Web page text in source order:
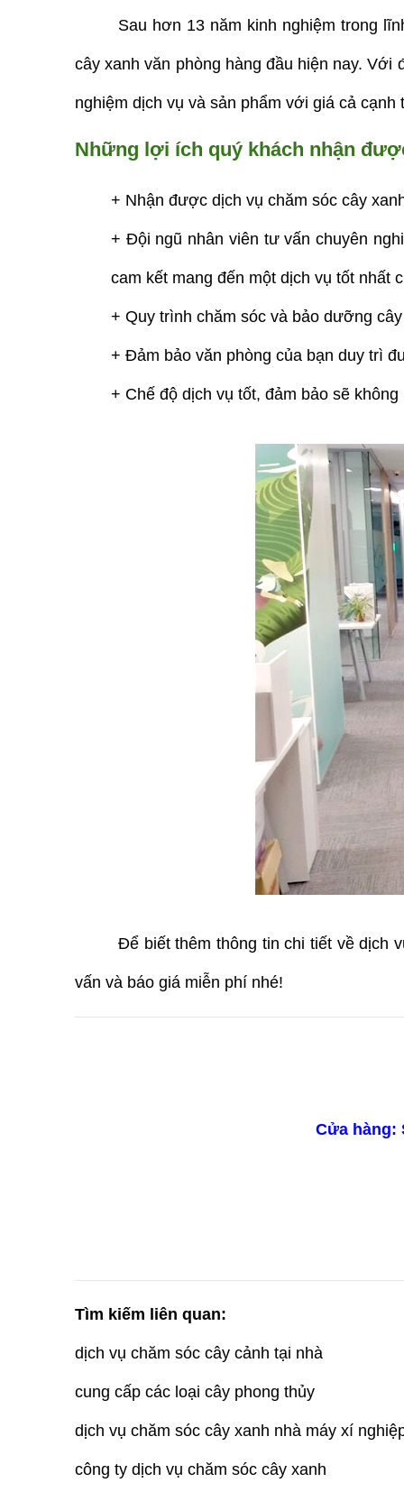
Sau hơn 13 năm kinh nghiệm trong
cây xanh văn phòng hàng đầu hiện nay. Với
nghiệm dịch vụ và sản phẩm với giá cả
Những lợi ích quý khách nhận
+ Nhận được dịch vụ chăm sóc cây
+ Đội ngũ nhân viên tư vấn chuyên
cam kết mang đến một dịch vụ tốt nhất
+ Quy trình chăm sóc và bảo dưỡng
+ Đảm bảo văn phòng của bạn duy trì
+ Chế độ dịch vụ tốt, đảm bảo sẽ
Để biết thêm thông tin chi tiết về dịch
vấn và báo giá miễn phí nhé!
Cửa hàng:
Tìm kiếm liên quan:
dịch vụ chăm sóc cây cảnh tại nhà
cung cấp các loại cây phong thủy
dịch vụ chăm sóc cây xanh nhà máy xí
công ty dịch vụ chăm sóc cây xanh